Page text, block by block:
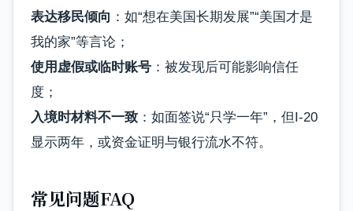
表达移民倾向 ：如“想在美国长期发展”“美国才是
我的家”等言论；
使用虚假或临时账号 ：被发现后可能影响信任
度；
入境时材料不一致 ：如面签说“只学一年”，但I-20
显示两年，或资金证明与银行流水不符。
常见问题FAQ